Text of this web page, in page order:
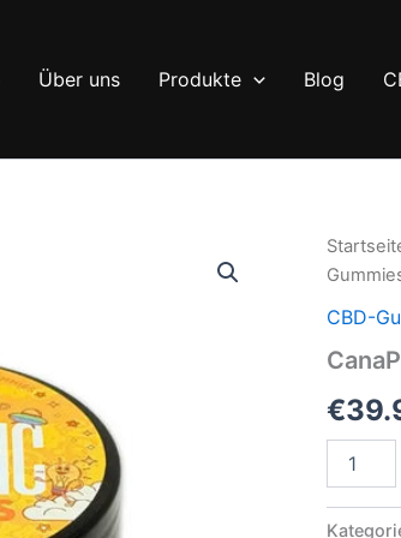
Über uns Produkte Blog
CBD-
€
Gummies